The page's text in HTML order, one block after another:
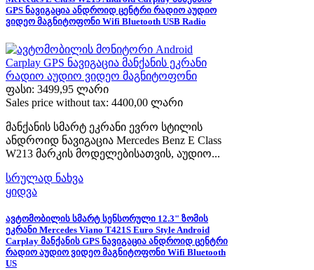
GPS ნავიგაცია ანდროიდ ცენტრი რადიო აუდიო
ვიდეო მაგნიტოფონი Wifi Bluetooth USB Radio
ფასი: 3499,95 ლარი
Sales price without tax: 4400,00 ლარი
მანქანის სმარტ ეკრანი ევრო სტილის
ანდროიდ ნავიგაცია Mercedes Benz E Class
W213 მარკის მოდელებისათვის, აუდიო...
სრულად ნახვა
ყიდვა
ავტომობილის სმარტ სენსორული 12.3" ზომის
ეკრანი Mercedes Viano T421S Euro Style Android
Carplay მანქანის GPS ნავიგაცია ანდროიდ ცენტრი
რადიო აუდიო ვიდეო მაგნიტოფონი Wifi Bluetooth
US